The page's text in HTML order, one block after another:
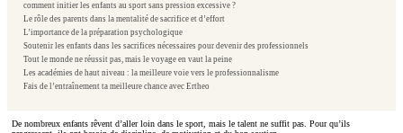
comment initier les enfants au sport sans pression excessive ?
Le rôle des parents dans la mentalité de sacrifice et d’effort
L’importance de la préparation psychologique
Soutenir les enfants dans les sacrifices nécessaires pour devenir des professionnels
Tout le monde ne réussit pas, mais le voyage en vaut la peine
Les académies de haut niveau : la meilleure voie vers le professionnalisme
Fais de l’entraînement ta meilleure chance avec Ertheo
De nombreux enfants rêvent d’aller loin dans le sport, mais le talent ne suffit pas. Pour qu’ils